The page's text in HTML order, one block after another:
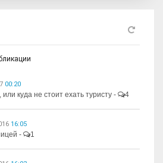
00:20
куда не стоит ехать туристу - 4
16:05
- 1